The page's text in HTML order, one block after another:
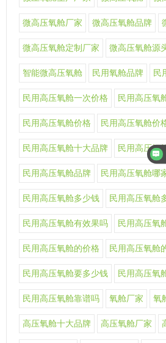
微高压氧舱厂家 微高压氧舱品牌
微高压氧舱定制厂家 微高压氧舱源
智能微高压氧舱 民用氧舱品牌 民
民用高压氧舱一次价格 民用高压氧
民用高压氧舱价格 民用高压氧舱价
民用高压氧舱十大品牌 民用高压氧
民用高压氧舱品牌 民用高压氧舱哪
民用高压氧舱多少钱 民用高压氧舱
民用高压氧舱有效果吗 民用高压氧
民用高压氧舱的价格 民用高压氧舱
民用高压氧舱要多少钱 民用高压氧
民用高压氧舱靠谱吗 氧舱厂家 氧
高压氧舱十大品牌 高压氧舱厂家